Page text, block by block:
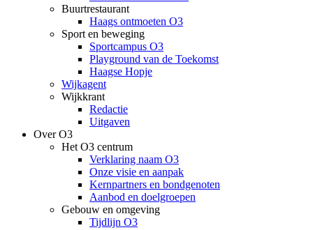
Buurtrestaurant
Haags ontmoeten O3
Sport en beweging
Sportcampus O3
Playground van de Toekomst
Haagse Hopje
Wijkagent
Wijkkrant
Redactie
Uitgaven
Over O3
Het O3 centrum
Verklaring naam O3
Onze visie en aanpak
Kernpartners en bondgenoten
Aanbod en doelgroepen
Gebouw en omgeving
Tijdlijn O3